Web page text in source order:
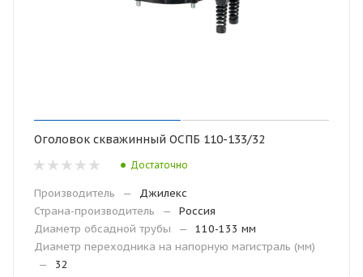
Оголовок скважинный ОСПБ 110-133/32
Достаточно
Производитель —
Джилекс
Страна-производитель
—
Россия
Диаметр обсадной трубы
—
110-133 мм
Диаметр переходника на напорную магистраль (мм)
—
32